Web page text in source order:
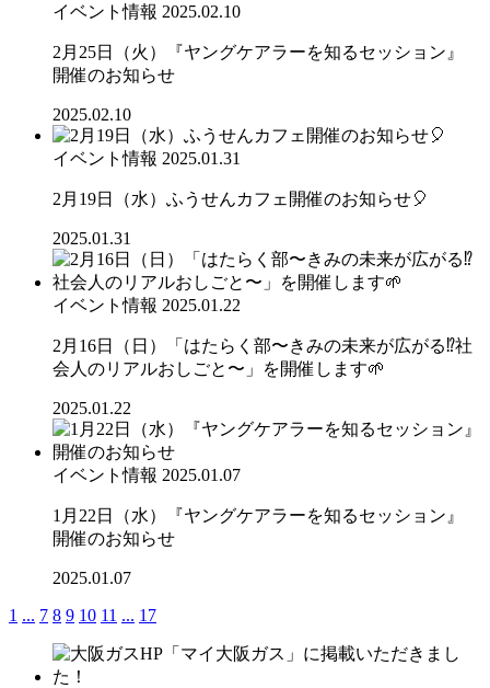
イベント情報 2025.02.10
2月25日（火）『ヤングケアラーを知るセッション』
開催のお知らせ
2025.02.10
イベント情報 2025.01.31
2月19日（水）ふうせんカフェ開催のお知らせ🎈
2025.01.31
イベント情報 2025.01.22
2月16日（日）「はたらく部〜きみの未来が広がる⁉︎社
会人のリアルおしごと〜」を開催します🌱
2025.01.22
イベント情報 2025.01.07
1月22日（水）『ヤングケアラーを知るセッション』
開催のお知らせ
2025.01.07
1 ... 7 8 9 10 11 ... 17